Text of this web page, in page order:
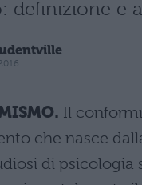
definizione e
Il
che nasce
di psicologia